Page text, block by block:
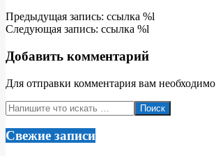
2018-
06-
Предыдущая запись: ссылка %l
Следующая запись: ссылка %l
Добавить комментарий
Для отправки комментария вам необходимо
Поиск
Свежие записи